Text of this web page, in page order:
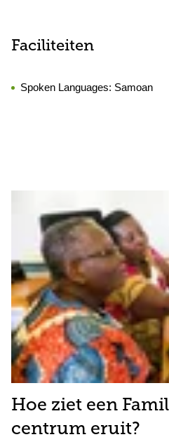
Faciliteiten
Spoken Languages: Samoan
Hoe ziet een
centrum eruit?